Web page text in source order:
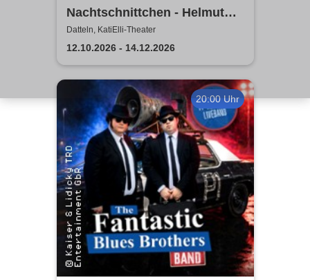
Nachtschnittchen - Helmut
Sanftenschneider
Datteln, KatiElli-Theater
12.10.2026 - 14.12.2026
20:00 Uhr